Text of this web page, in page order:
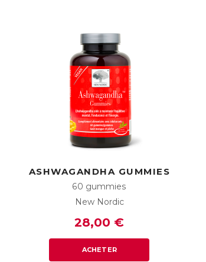
ASHWAGANDHA GUMMIES
60 gummies
New Nordic
28,00 €
ACHETER